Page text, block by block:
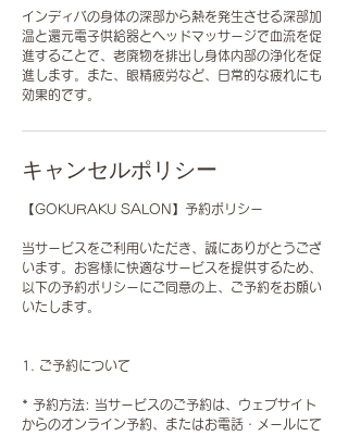
インディバの身体の深部から熱を発生させる深部加
温と還元電子供給器とヘッドマッサージで血流を促
進することで、老廃物を排出し身体内部の浄化を促
進します。また、眼精疲労など、日常的な疲れにも
効果的です。
キャンセルポリシー
【GOKURAKU SALON】予約ポリシー
当サービスをご利用いただき、誠にありがとうござ
います。お客様に快適なサービスを提供するため、
以下の予約ポリシーにご同意の上、ご予約をお願い
いたします。
1. ご予約について
* 予約方法: 当サービスのご予約は、ウェブサイト
からのオンライン予約、またはお電話・メールにて